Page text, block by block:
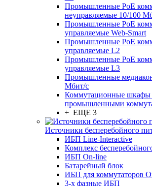
Промышленные PoE
неуправляемые 10/100
Промышленные PoE
управляемые Web-Smart
Промышленные PoE
управляемые L2
Промышленные PoE
управляемые L3
Промышленные
Мбит/с
Коммутационные шкафы
промышленными
+ ЕЩЕ 3
Источники бесперебойного
ИБП Line-Interactive
Комплекс
ИБП On-line
Батарейный блок
ИБП для коммутаторов
3-х фазные ИБП